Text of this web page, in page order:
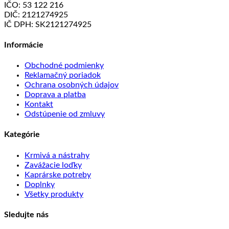
IČO: 53 122 216
DIČ: 2121274925
IČ DPH: SK2121274925
Informácie
Obchodné podmienky
Reklamačný poriadok
Ochrana osobných údajov
Doprava a platba
Kontakt
Odstúpenie od zmluvy
Kategórie
Krmivá a nástrahy
Zavážacie loďky
Kaprárske potreby
Doplnky
Všetky produkty
Sledujte nás